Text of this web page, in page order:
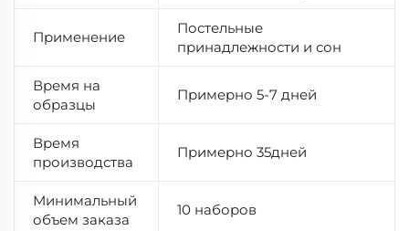
Применение
Постельные
принадлежности и сон
Время на
образцы
Примерно 5-7 дней
Время
производства
Примерно 35дней
Минимальный
объем заказа
10 наборов